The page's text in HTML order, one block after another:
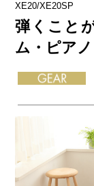
XE20/XE20SP
弾くこと
ム・ピアノ